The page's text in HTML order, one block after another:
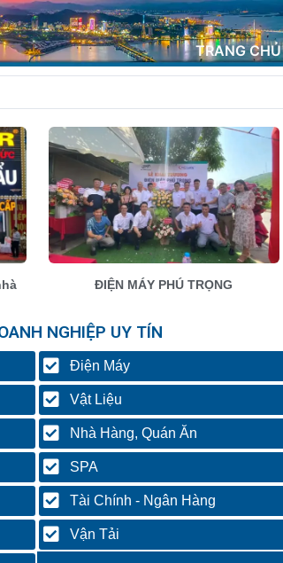
TRANG CHỦ
ĐIỆN MÁY PHÚ TRỌNG
NGHIỆP UY TÍN
Điện Máy
Vật Liệu
Nhà Hàng, Quán Ăn
SPA
Tài Chính - Ngân Hàng
Vận Tải